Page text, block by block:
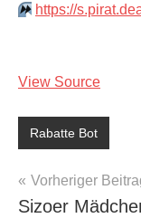
⏩️ https://
View Source
Rabatte Bot
Vorheriger
Sizoer